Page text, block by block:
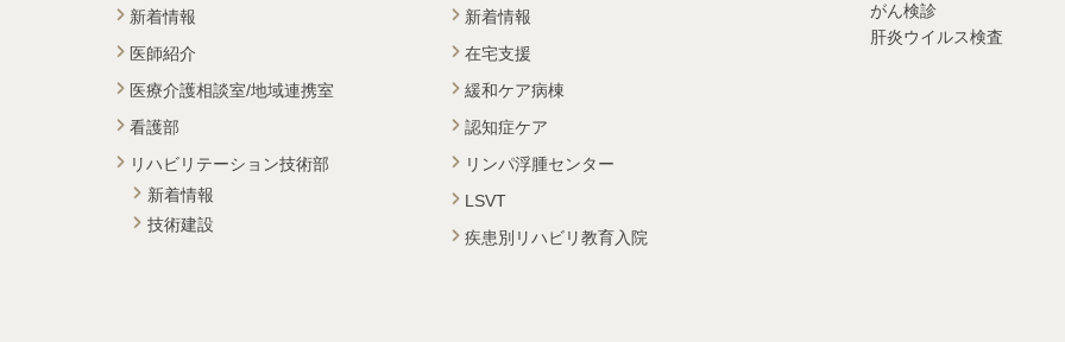
新着情報
医師紹介
医療介護相談室/地域連携室
看護部
リハビリテーション技術部
新着情報
技術建設
新着情報
在宅支援
緩和ケア病棟
認知症ケア
リンパ浮腫センター
LSVT
疾患別リハビリ教育入院
がん検診
肝炎ウイルス検査